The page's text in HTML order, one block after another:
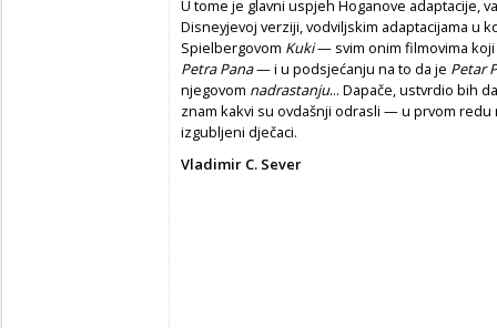
U tome je glavni uspjeh Hoganove adaptacije,
Disneyjevoj verziji, vodviljskim adaptacijama u
Spielbergovom Kuki— svim onim filmovima
Petra Pana— i u podsjećanju na to da je Petar
njegovom nadrastanju... Dapače, ustvrdio bih
znam kakvi su ovdašnji odrasli — u prvom
izgubljeni dječaci.
Vladimir C. Sever